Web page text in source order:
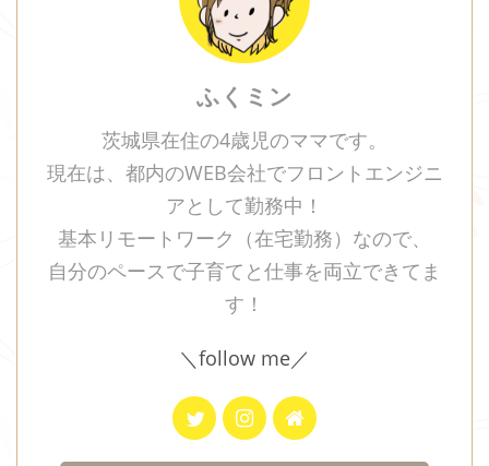
ふくミン
茨城県在住の4歳児のママです。
現在は、都内のWEB会社でフロントエンジニ
アとして勤務中！
基本リモートワーク（在宅勤務）なので、
自分のペースで子育てと仕事を両立できてま
す！
＼follow me／